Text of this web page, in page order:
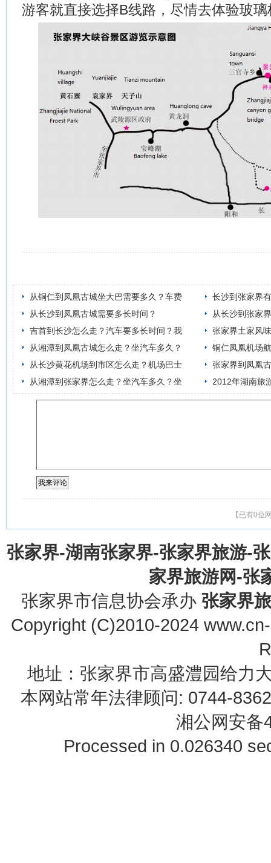
游客就直接选择B线路，尽情去体验玻
从铜仁到凤凰古城坐大巴需要多久？车费
长沙到张家界
从长沙到凤凰古城需要多长时间？
从长沙到张家
吉首到长沙怎么走？汽车要多长时间？我
张家界土家风
从湘潭到凤凰古城怎么走？坐汽车多久？
铜仁凤凰机场
从长沙黄花机场到市区怎么走？机场巴士
张家界到凤凰
从湘潭到张家界怎么走？坐汽车多久？坐
2012年湖南旅
【已有0位
张家界-湖南张家界-张家界旅游-
家界旅游网-张
张家界市信息协会承办 张家界
Copyright (C)2010-2024
地址：张家界市高盛澧园给力
本网站常年法律顾问: 0744-
湘公网安备
Processed in 0.026340